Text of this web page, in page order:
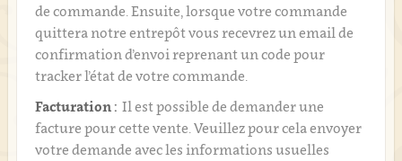
de commande. Ensuite, lorsque votre commande
quittera notre entrepôt vous recevrez un email de
confirmation d’envoi reprenant un code pour
tracker l’état de votre commande.
Facturation : Il est possible de demander une
facture pour cette vente. Veuillez pour cela envoyer
votre demande avec les informations usuelles